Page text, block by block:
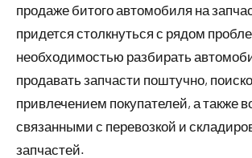
продаже битого автомобиля на
придется столкнуться с рядом
необходимостью разбирать
продавать запчасти поштучно,
привлечением покупателей, а также
связанными с перевозкой и
запчастей.